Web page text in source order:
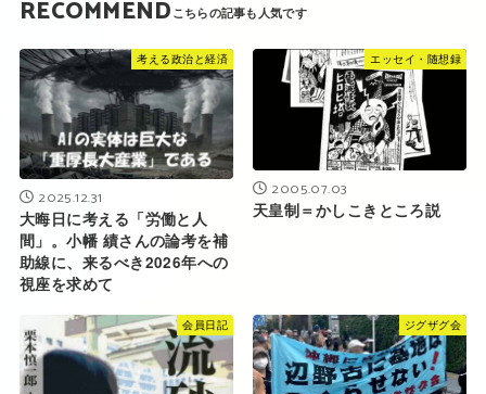
RECOMMEND
考える政治と経済
2025.12.31
大晦日に考える「労働と人
間」。小幡 績さんの論考を補
助線に、来るべき2026年への
視座を求めて
エッセイ・随想録
2005.07.03
天皇制＝かしこきところ説
会員日記 ジグザグ会